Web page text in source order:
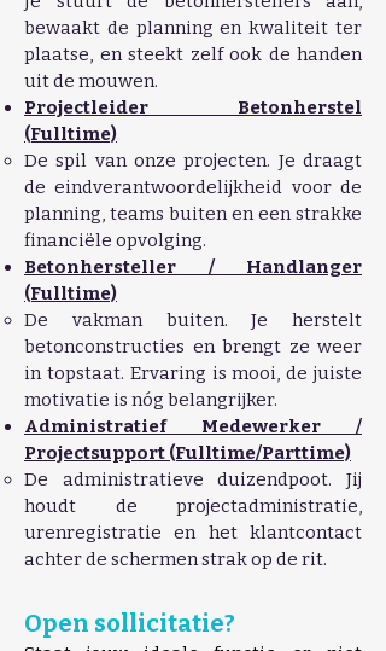
bewaakt de planning en kwaliteit ter
plaatse, en steekt zelf ook de handen
uit de mouwen.
Projectleider Betonherstel
(Fulltime)
De spil van onze projecten. Je draagt
de eindverantwoordelijkheid voor de
planning, teams buiten en een strakke
financiële opvolging.
Betonhersteller / Handlanger
(Fulltime)
De vakman buiten. Je herstelt
betonconstructies en brengt ze weer
in topstaat. Ervaring is mooi, de juiste
motivatie is nóg belangrijker.
Administratief Medewerker /
Projectsupport (Fulltime/Parttime)
De administratieve duizendpoot. Jij
houdt de projectadministratie,
urenregistratie en het klantcontact
achter de schermen strak op de rit.
Open sollicitatie?